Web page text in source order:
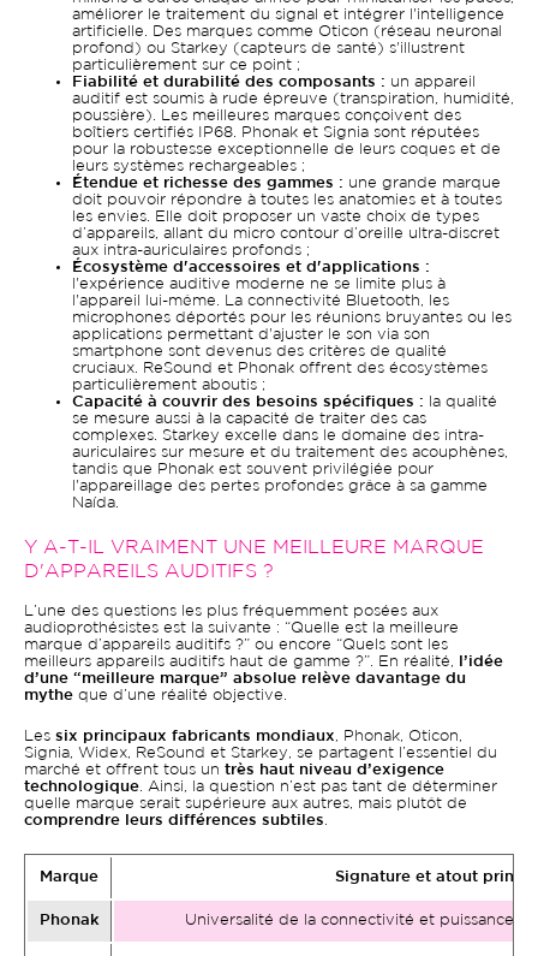
améliorer le traitement du signal et intégrer l'intelligence
artificielle. Des marques comme Oticon (réseau neuronal
profond) ou Starkey (capteurs de santé) s'illustrent
particulièrement sur ce point ;
Fiabilité et durabilité des composants : un appareil
auditif est soumis à rude épreuve (transpiration, humidité,
poussière). Les meilleures marques conçoivent des
boîtiers certifiés IP68. Phonak et Signia sont réputées
pour la robustesse exceptionnelle de leurs coques et de
leurs systèmes rechargeables ;
Étendue et richesse des gammes : une grande marque
doit pouvoir répondre à toutes les anatomies et à toutes
les envies. Elle doit proposer un vaste choix de types
d’appareils, allant du micro contour d’oreille ultra-discret
aux intra-auriculaires profonds ;
Écosystème d'accessoires et d'applications :
l'expérience auditive moderne ne se limite plus à
l'appareil lui-même. La connectivité Bluetooth, les
microphones déportés pour les réunions bruyantes ou les
applications permettant d'ajuster le son via son
smartphone sont devenus des critères de qualité
cruciaux. ReSound et Phonak offrent des écosystèmes
particulièrement aboutis ;
Capacité à couvrir des besoins spécifiques : la qualité
se mesure aussi à la capacité de traiter des cas
complexes. Starkey excelle dans le domaine des intra-
auriculaires sur mesure et du traitement des acouphènes,
tandis que Phonak est souvent privilégiée pour
l'appareillage des pertes profondes grâce à sa gamme
Naída.
Y A-T-IL VRAIMENT UNE MEILLEURE MARQUE
D'APPAREILS AUDITIFS ?
L’une des questions les plus fréquemment posées aux
audioprothésistes est la suivante : “Quelle est la meilleure
marque d’appareils auditifs ?” ou encore “Quels sont les
meilleurs appareils auditifs haut de gamme ?”. En réalité,
l’idée
d’une “meilleure marque” absolue relève davantage du
mythe que d’une réalité objective.
Les six principaux fabricants mondiaux , Phonak, Oticon,
Signia, Widex, ReSound et Starkey, se partagent l’essentiel du
marché et offrent tous un très haut niveau d’exigence
technologique . Ainsi, la question n’est pas tant de déterminer
quelle marque serait supérieure aux autres, mais plutôt de
comprendre leurs différences subtiles
Marque Signature et atout
Phonak Universalité de la connectivité et puissance